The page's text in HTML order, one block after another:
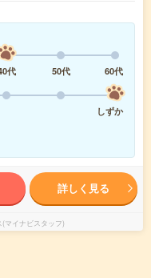
代 50代
60代
しずか
詳しく見る
マイナビスタッフ)